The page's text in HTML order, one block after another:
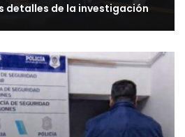
detalles de la investigación